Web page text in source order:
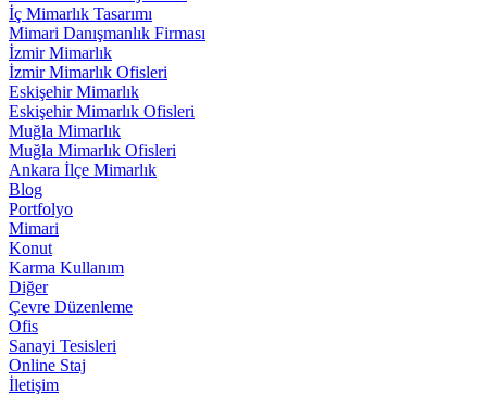
İç Mimarlık Tasarımı
Mimari Danışmanlık Firması
İzmir Mimarlık
İzmir Mimarlık Ofisleri
Eskişehir Mimarlık
Eskişehir Mimarlık Ofisleri
Muğla Mimarlık
Muğla Mimarlık Ofisleri
Ankara İlçe Mimarlık
Blog
Portfolyo
Mimari
Konut
Karma Kullanım
Diğer
Çevre Düzenleme
Ofis
Sanayi Tesisleri
Online Staj
İletişim